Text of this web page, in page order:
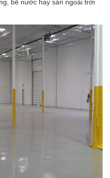
bể nước hay sàn ngoài trời